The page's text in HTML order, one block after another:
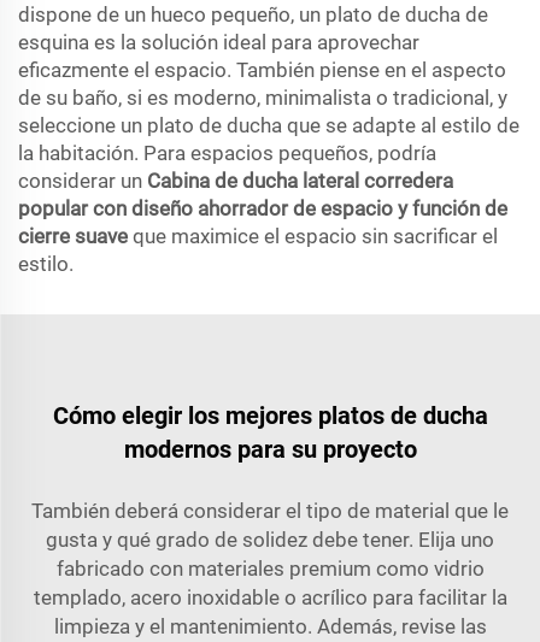
dispone de un hueco pequeño, un plato de ducha de
esquina es la solución ideal para aprovechar
eficazmente el espacio. También piense en el aspecto
de su baño, si es moderno, minimalista o tradicional, y
seleccione un plato de ducha que se adapte al estilo de
la habitación. Para espacios pequeños, podría
considerar un Cabina de ducha lateral corredera
popular con diseño ahorrador de espacio y función de
cierre suave que maximice el espacio sin sacrificar el
estilo.
Cómo elegir los mejores platos de ducha
modernos para su proyecto
También deberá considerar el tipo de material que le
gusta y qué grado de solidez debe tener. Elija uno
fabricado con materiales premium como vidrio
templado, acero inoxidable o acrílico para facilitar la
limpieza y el mantenimiento. Además, revise las